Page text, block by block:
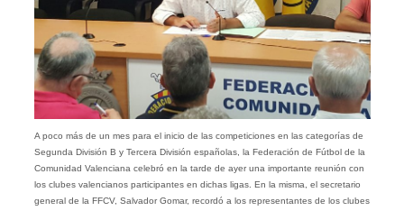
A poco más de un mes para el inicio de las competiciones en las categorías de
Segunda División B y Tercera División españolas, la Federación de Fútbol de la
Comunidad Valenciana celebró en la tarde de ayer una importante reunión con
los clubes valencianos participantes en dichas ligas. En la misma, el secretario
general de la FFCV, Salvador Gomar, recordó a los representantes de los clubes